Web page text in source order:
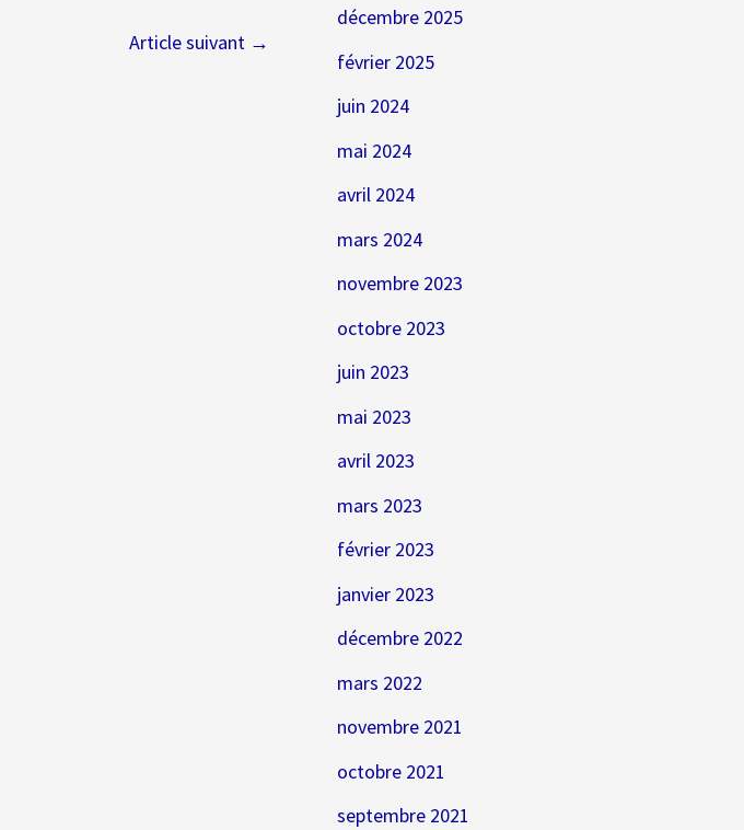
Article suivant →
décembre 2025
février 2025
juin 2024
mai 2024
avril 2024
mars 2024
novembre 2023
octobre 2023
juin 2023
mai 2023
avril 2023
mars 2023
février 2023
janvier 2023
décembre 2022
mars 2022
novembre 2021
octobre 2021
septembre 2021